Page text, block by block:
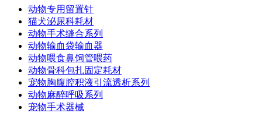
动物专用留置针
猫犬泌尿科耗材
动物手术缝合系列
动物输血袋输血器
动物喂食鼻饲管喂药
动物骨科包扎固定耗材
宠物胸腹腔积液引流透析系列
动物麻醉呼吸系列
宠物手术器械